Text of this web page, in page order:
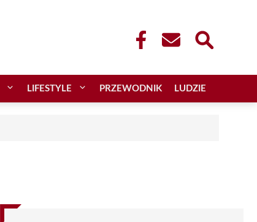
LIFESTYLE PRZEWODNIK LUDZIE